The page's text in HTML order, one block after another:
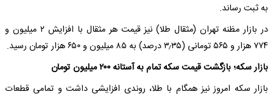
به ثبت رساند.
در بازار مظنه تهران (مثقال طلا) نیز قیمت هر مثقال با افزایش ۲ میلیون و
۷۷۴ هزار و ۵۶۵ تومانی (۳٫۳۵ درصد) به ۸۵ میلیون و ۶۵۰ هزار تومان رسید.
بازار سکه؛ بازگشت قیمت‌ سکه تمام به آستانه ۲۰۰ میلیون تومان
بازار سکه امروز نیز همگام با طلا، روندی افزایشی داشت و تمامی قطعات